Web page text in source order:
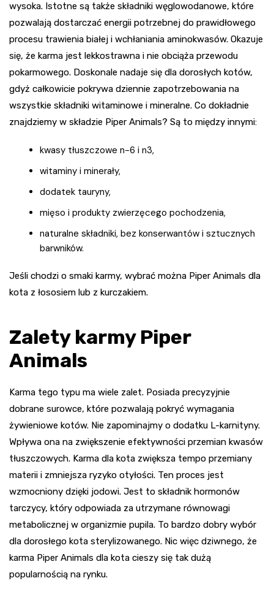
wysoka. Istotne są także składniki węglowodanowe, które
pozwalają dostarczać energii potrzebnej do prawidłowego
procesu trawienia białej i wchłaniania aminokwasów. Okazuje
się, że karma jest lekkostrawna i nie obciąża przewodu
pokarmowego. Doskonale nadaje się dla dorosłych kotów,
gdyż całkowicie pokrywa dziennie zapotrzebowania na
wszystkie składniki witaminowe i mineralne. Co dokładnie
znajdziemy w składzie Piper Animals? Są to między innymi:
kwasy tłuszczowe n-6 i n3,
witaminy i minerały,
dodatek tauryny,
mięso i produkty zwierzęcego pochodzenia,
naturalne składniki, bez konserwantów i sztucznych
barwników.
Jeśli chodzi o smaki karmy, wybrać można Piper Animals dla
kota z łososiem lub z kurczakiem.
Zalety karmy Piper
Animals
Karma tego typu ma wiele zalet. Posiada precyzyjnie
dobrane surowce, które pozwalają pokryć wymagania
żywieniowe kotów. Nie zapominajmy o dodatku L-karnityny.
Wpływa ona na zwiększenie efektywności przemian kwasów
tłuszczowych. Karma dla kota zwiększa tempo przemiany
materii i zmniejsza ryzyko otyłości. Ten proces jest
wzmocniony dzięki jodowi. Jest to składnik hormonów
tarczycy, który odpowiada za utrzymane równowagi
metabolicznej w organizmie pupila. To bardzo dobry wybór
dla dorosłego kota sterylizowanego. Nic więc dziwnego, że
karma Piper Animals dla kota cieszy się tak dużą
popularnością na rynku.